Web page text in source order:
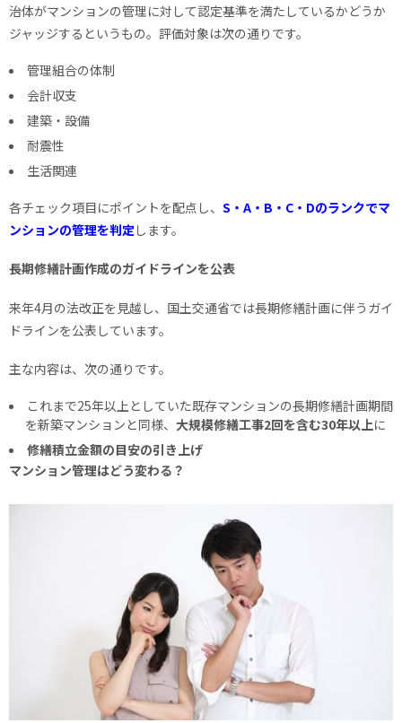
治体がマンションの管理に対して認定基準を満たしているかどうか
ジャッジするというもの。評価対象は次の通りです。
管理組合の体制
会計収支
建築・設備
耐震性
生活関連
各チェック項目にポイントを配点し、 S・A・B・C・Dのランクでマ
ンションの管理を判定します。
長期修繕計画作成のガイドラインを公表
来年4月の法改正を見越し、国土交通省では長期修繕計画に伴うガイ
ドラインを公表しています。
主な内容は、次の通りです。
これまで25年以上としていた既存マンションの長期修繕計画期間
を新築マンションと同様、大規模修繕工事2回を含む30年以上に
修繕積立金額の目安の引き上げ
マンション管理はどう変わる？